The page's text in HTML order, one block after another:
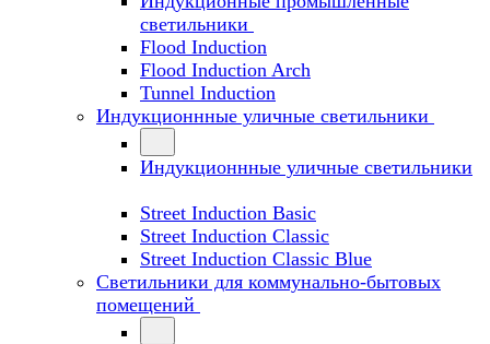
светильники
Flood Induction
Flood Induction Arch
Tunnel Induction
Индукционнные уличные светильники
Индукционнные уличные светильники
Street Induction Basic
Street Induction Classic
Street Induction Classic Blue
Светильники для коммунально-бытовых
помещений